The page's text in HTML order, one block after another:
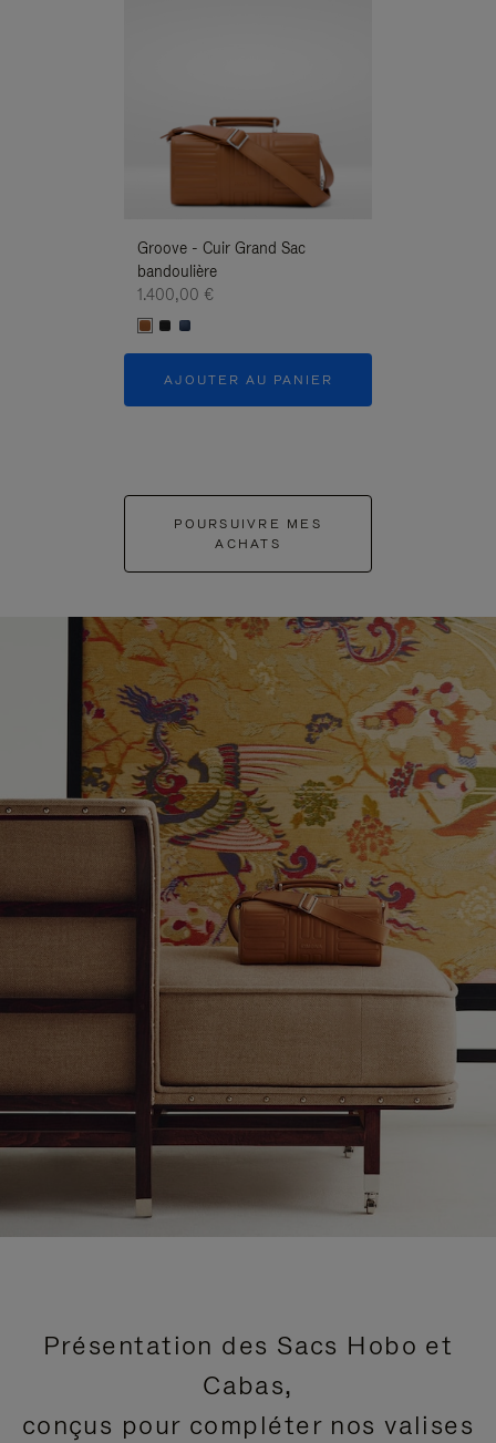
Groove - Cuir Grand Sac
bandoulière
1.400,00 €
AJOUTER AU PANIER
POURSUIVRE MES
ACHATS
Présentation des Sacs Hobo et
Cabas,
conçus pour compléter nos valises